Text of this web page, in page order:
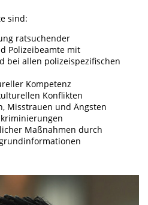
sind:
ratsuchender
Polizeibeamte mit
bei allen polizeispezifischen
Kompetenz
Konflikten
Misstrauen und Ängsten
Maßnahmen durch